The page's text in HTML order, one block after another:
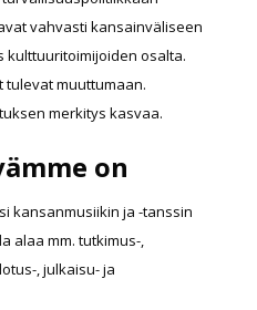
vahvasti kansainväliseen
kulttuuritoimijoiden osalta.
muuttumaan.
merkitys kasvaa.
on
kansanmusiikin ja -tanssin
alaa mm. tutkimus-,
, julkaisu- ja